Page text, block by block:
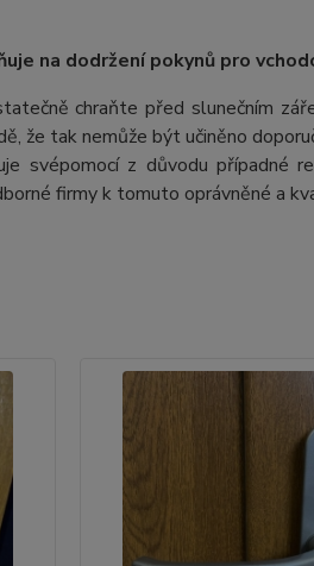
na dodržení pokynů pro
chraňte před slunečním
že tak nemůže být učiněno
svépomocí z důvodu případné
firmy k tomuto oprávněné a